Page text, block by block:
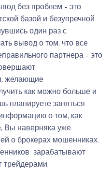
без проблем – это
базой и безупречной
один раз с
вывод о том, что все
партнера – это
желающие
как можно больше и
планируете заняться
о том, как
Вы наверняка уже
о брокерах мошенниках.
зарабатывают
трейдерами.